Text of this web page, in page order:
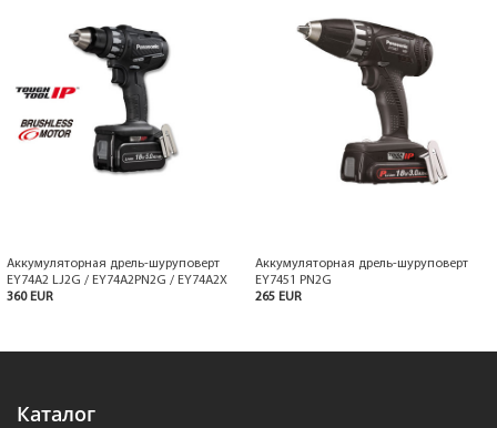
Аккумуляторная дрель-шуруповерт
EY74A2 LJ2G / EY74A2PN2G / EY74A2X
360 EUR
Аккумуляторная дрель-шуруповерт
EY7451 PN2G
265 EUR
Каталог